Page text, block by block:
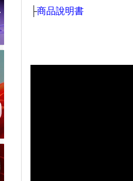
├商品說明書